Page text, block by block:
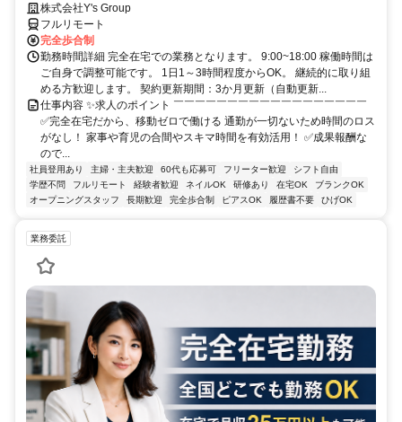
株式会社Y's Group
フルリモート
完全歩合制
勤務時間詳細 完全在宅での業務となります。 9:00~18:00 稼働時間は
ご自身で調整可能です。 1日1～3時間程度からOK。 継続的に取り組
める方歓迎します。 契約更新期間：3か月更新（自動更新...
仕事内容 ✨求人のポイント ￣￣￣￣￣￣￣￣￣￣￣￣￣￣￣￣￣￣
✅完全在宅だから、移動ゼロで働ける 通勤が一切ないため時間のロス
がなし！ 家事や育児の合間やスキマ時間を有効活用！ ✅成果報酬な
ので...
社員登用あり 主婦・主夫歓迎 60代も応募可 フリーター歓迎
シフト自由
学歴不問
フルリモート 経験者歓迎 ネイルOK 研修あり 在宅OK
ブランクOK
オープニングスタッフ
長期歓迎 完全歩合制 ピアスOK 履歴書不要 ひげOK
業務委託